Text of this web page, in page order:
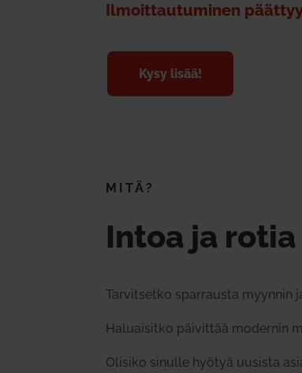
Ilmoit­tau­tu­minen päättyy
Kysy lisää!
MITÄ?
Intoa ja rotia
Tar­vit­setko spar­rausta myynnin
Haluai­sitko päi­vittää modernin
Olisiko sinulle hyötyä uusista